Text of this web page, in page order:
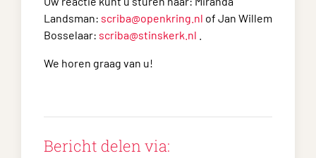
Landsman: scriba@openkring.nl of Jan Willem
Bosselaar: scriba@stinskerk.nl
We horen graag van u!
Bericht delen via: